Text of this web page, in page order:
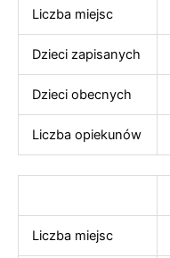
Liczba miejsc
Dzieci zapisanych
Dzieci obecnych
Liczba opiekunów
Liczba miejsc